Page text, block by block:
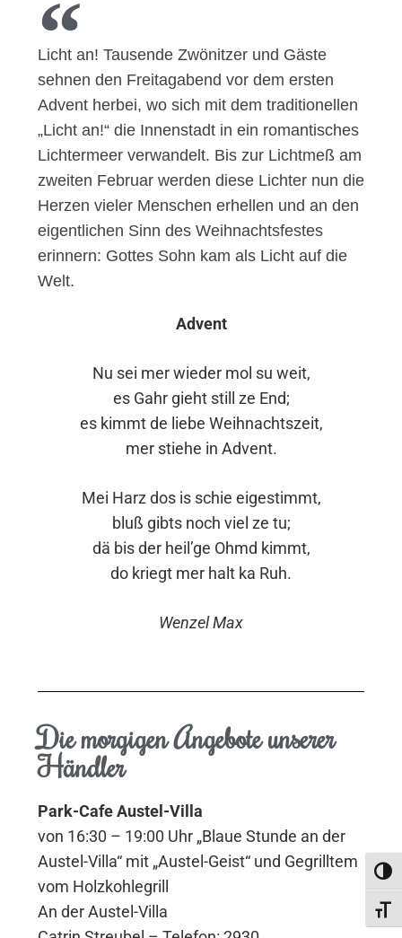
Licht an! Tausende Zwönitzer und Gäste
sehnen den Freitagabend vor dem ersten
Advent herbei, wo sich mit dem traditionellen
„Licht an!“ die Innenstadt in ein romantisches
Lichtermeer verwandelt. Bis zur Lichtmeß am
zweiten Februar werden diese Lichter nun die
Herzen vieler Menschen erhellen und an den
eigentlichen Sinn des Weihnachtsfestes
erinnern: Gottes Sohn kam als Licht auf die
Welt.
Advent
Nu sei mer wieder mol su weit,
es Gahr gieht still ze End;
es kimmt de liebe Weihnachtszeit,
mer stiehe in Advent.
Mei Harz dos is schie eigestimmt,
bluß gibts noch viel ze tu;
dä bis der heil’ge Ohmd kimmt,
do kriegt mer halt ka Ruh.
Wenzel Max
Die morgigen Angebote unserer
Händler
Park-Cafe Austel-Villa
von 16:30 – 19:00 Uhr „Blaue Stunde an der
Austel-Villa“ mit „Austel-Geist“ und Gegrilltem
vom Holzkohlegrill
An der Austel-Villa